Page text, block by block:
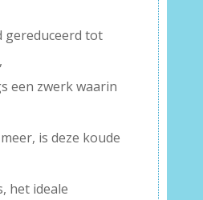
gereduceerd tot
een zwerk waarin
is deze koude
het ideale